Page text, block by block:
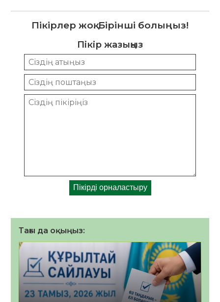
Пікірлер жоқ. Бірінші болыңыз!
Пікір жазыңыз
Тағы да оқыңыз: